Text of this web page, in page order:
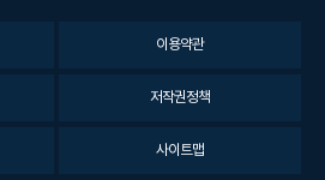
이용약관
저작권정책
사이트맵